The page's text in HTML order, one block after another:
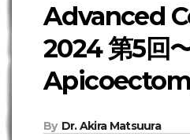
Advanced
2024 第5回
By Dr. Akira Matsuura